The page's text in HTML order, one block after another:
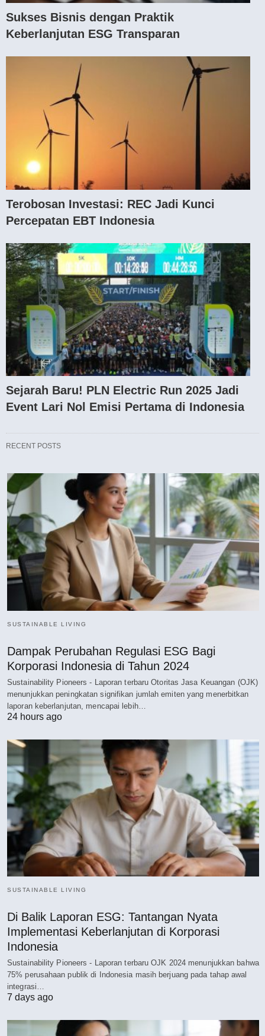
Sukses Bisnis dengan Praktik
Keberlanjutan ESG Transparan
Terobosan Investasi: REC Jadi Kunci
Percepatan EBT Indonesia
Sejarah Baru! PLN Electric Run 2025 Jadi
Event Lari Nol Emisi Pertama di Indonesia
RECENT POSTS
SUSTAINABLE LIVING
Dampak Perubahan Regulasi ESG Bagi
Korporasi Indonesia di Tahun 2024
Sustainability Pioneers - Laporan terbaru Otoritas Jasa Keuangan (OJK)
menunjukkan peningkatan signifikan jumlah emiten yang menerbitkan
laporan keberlanjutan, mencapai lebih…
24 hours ago
SUSTAINABLE LIVING
Di Balik Laporan ESG: Tantangan Nyata
Implementasi Keberlanjutan di Korporasi
Indonesia
Sustainability Pioneers - Laporan terbaru OJK 2024 menunjukkan bahwa
75% perusahaan publik di Indonesia masih berjuang pada tahap awal
integrasi…
7 days ago